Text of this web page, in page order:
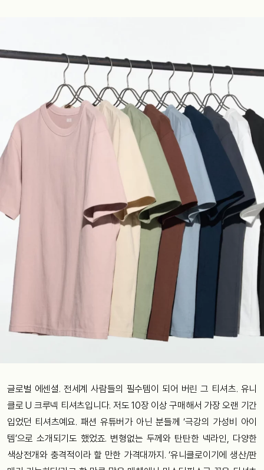
글로벌 에센셜. 전세계 사람들의 필수템이 되어 버린 그 티셔츠. 유니
클로 U 크루넥 티셔츠입니다. 저도 10장 이상 구매해서 가장 오랜 기간
입었던 티셔츠예요. 패션 유튜버가 아닌 분들께 ‘극강의 가성비 아이
템’으로 소개되기도 했었죠. 변형없는 두께와 탄탄한 넥라인, 다양한
색상전개와 충격적이라 할 만한 가격대까지. ‘유니클로이기에 생산/판